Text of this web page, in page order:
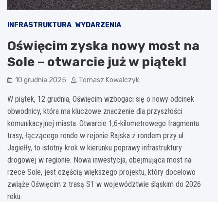
INFRASTRUKTURA WYDARZENIA
Oświęcim zyska nowy most na
Sole – otwarcie już w piątek!
10 grudnia 2025 Tomasz Kowalczyk
W piątek, 12 grudnia, Oświęcim wzbogaci się o nowy odcinek
obwodnicy, która ma kluczowe znaczenie dla przyszłości
komunikacyjnej miasta. Otwarcie 1,6-kilometrowego fragmentu
trasy, łączącego rondo w rejonie Rajska z rondem przy ul.
Jagiełły, to istotny krok w kierunku poprawy infrastruktury
drogowej w regionie. Nowa inwestycja, obejmująca most na
rzece Sole, jest częścią większego projektu, który docelowo
zwiąże Oświęcim z trasą S1 w województwie śląskim do 2026
roku.